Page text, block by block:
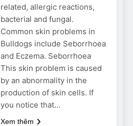
related, allergic reactions,
bacterial and fungal.
Common skin problems in
Bulldogs include Seborrhoea
and Eczema. Seborrhoea
This skin problem is caused
by an abnormality in the
production of skin cells. If
you notice that…
Xem thêm